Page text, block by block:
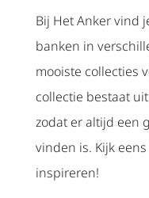
Bij Het Anker vind
banken in
mooiste collecties
collectie bestaat
zodat er altijd een
vinden is. Kijk
inspireren!